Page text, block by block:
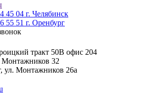
45 04 г. Челябинск
55 51 г. Оренбург
тракт 50В офис 204
Монтажников 32
ул. Монтажников 26а